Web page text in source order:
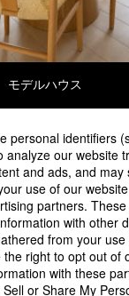
デルハウス
3 4 5
の電気設備 SNS